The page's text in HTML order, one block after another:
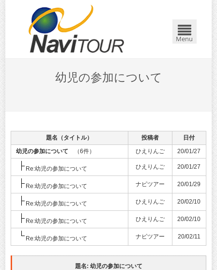
Menu
幼児の参加について
題名（タイトル） 投稿者
日付
幼児の参加について （6件） ひえりんご 20/01/27
Re:幼児の参加について ひえりんご 20/01/27
Re:幼児の参加について ナビツアー 20/01/29
Re:幼児の参加について ひえりんご 20/02/10
Re:幼児の参加について ひえりんご 20/02/10
Re:幼児の参加について ナビツアー 20/02/11
題名: 幼児の参加について